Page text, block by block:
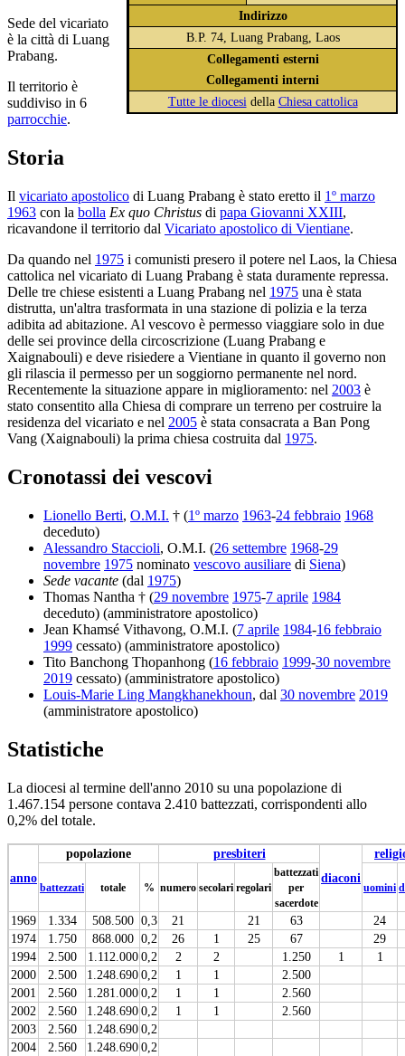
Indirizzo
B.P. 74, Luang Prabang, Laos
Collegamenti esterni
Collegamenti interni
Tutte le diocesi della Chiesa cattolica
Sede del vicariato
è la città di Luang
Prabang.
Il territorio è
suddiviso in 6
parrocchie.
Storia
Il vicariato apostolico di Luang Prabang è stato eretto il 1º marzo
1963 con la bolla Ex quo Christus di papa Giovanni XXIII,
ricavandone il territorio dal Vicariato apostolico di Vientiane.
Da quando nel 1975 i comunisti presero il potere nel Laos, la Chiesa
cattolica nel vicariato di Luang Prabang è stata duramente repressa.
Delle tre chiese esistenti a Luang Prabang nel 1975 una è stata
distrutta, un'altra trasformata in una stazione di polizia e la terza
adibita ad abitazione. Al vescovo è permesso viaggiare solo in due
delle sei province della circoscrizione (Luang Prabang e
Xaignabouli) e deve risiedere a Vientiane in quanto il governo non
gli rilascia il permesso per un soggiorno permanente nel nord.
Recentemente la situazione appare in miglioramento: nel 2003 è
stato consentito alla Chiesa di comprare un terreno per costruire la
residenza del vicariato e nel 2005 è stata consacrata a Ban Pong
Vang (Xaignabouli) la prima chiesa costruita dal 1975.
Cronotassi dei vescovi
Lionello Berti, O.M.I. † (1º marzo 1963-24 febbraio 1968
deceduto)
Alessandro Staccioli, O.M.I. (26 settembre 1968-29
novembre 1975 nominato vescovo ausiliare di Siena)
Sede vacante (dal 1975)
Thomas Nantha † (29 novembre 1975-7 aprile 1984
deceduto) (amministratore apostolico)
Jean Khamsé Vithavong, O.M.I. (7 aprile 1984-16 febbraio
1999 cessato) (amministratore apostolico)
Tito Banchong Thopanhong (16 febbraio 1999-30 novembre
2019 cessato) (amministratore apostolico)
Louis-Marie Ling Mangkhanekhoun, dal 30 novembre 2019
(amministratore apostolico)
Statistiche
La diocesi al termine dell'anno 2010 su una popolazione di
1.467.154 persone contava 2.410 battezzati, corrispondenti allo
0,2% del totale.
anno
popolazione
presbiteri
diaconi
battezzati totale % numero secolari regolari
battezzati
per
sacerdote
uomini
1969 1.334 508.500 0,3 21 21 63
24
1974
1.750 868.000 0,2 26 1 25 67
29
1994
2.500 1.112.000 0,2 2 2 1.250 1
1
2000
2.500 1.248.6900,2 1 1
2.500
2001
2.560 1.281.0000,2 1 1
2.560
2002
2.560 1.248.6900,2 1 1
2.560
2003
2.560 1.248.6900,2
2004
2.560 1.248.6900,2